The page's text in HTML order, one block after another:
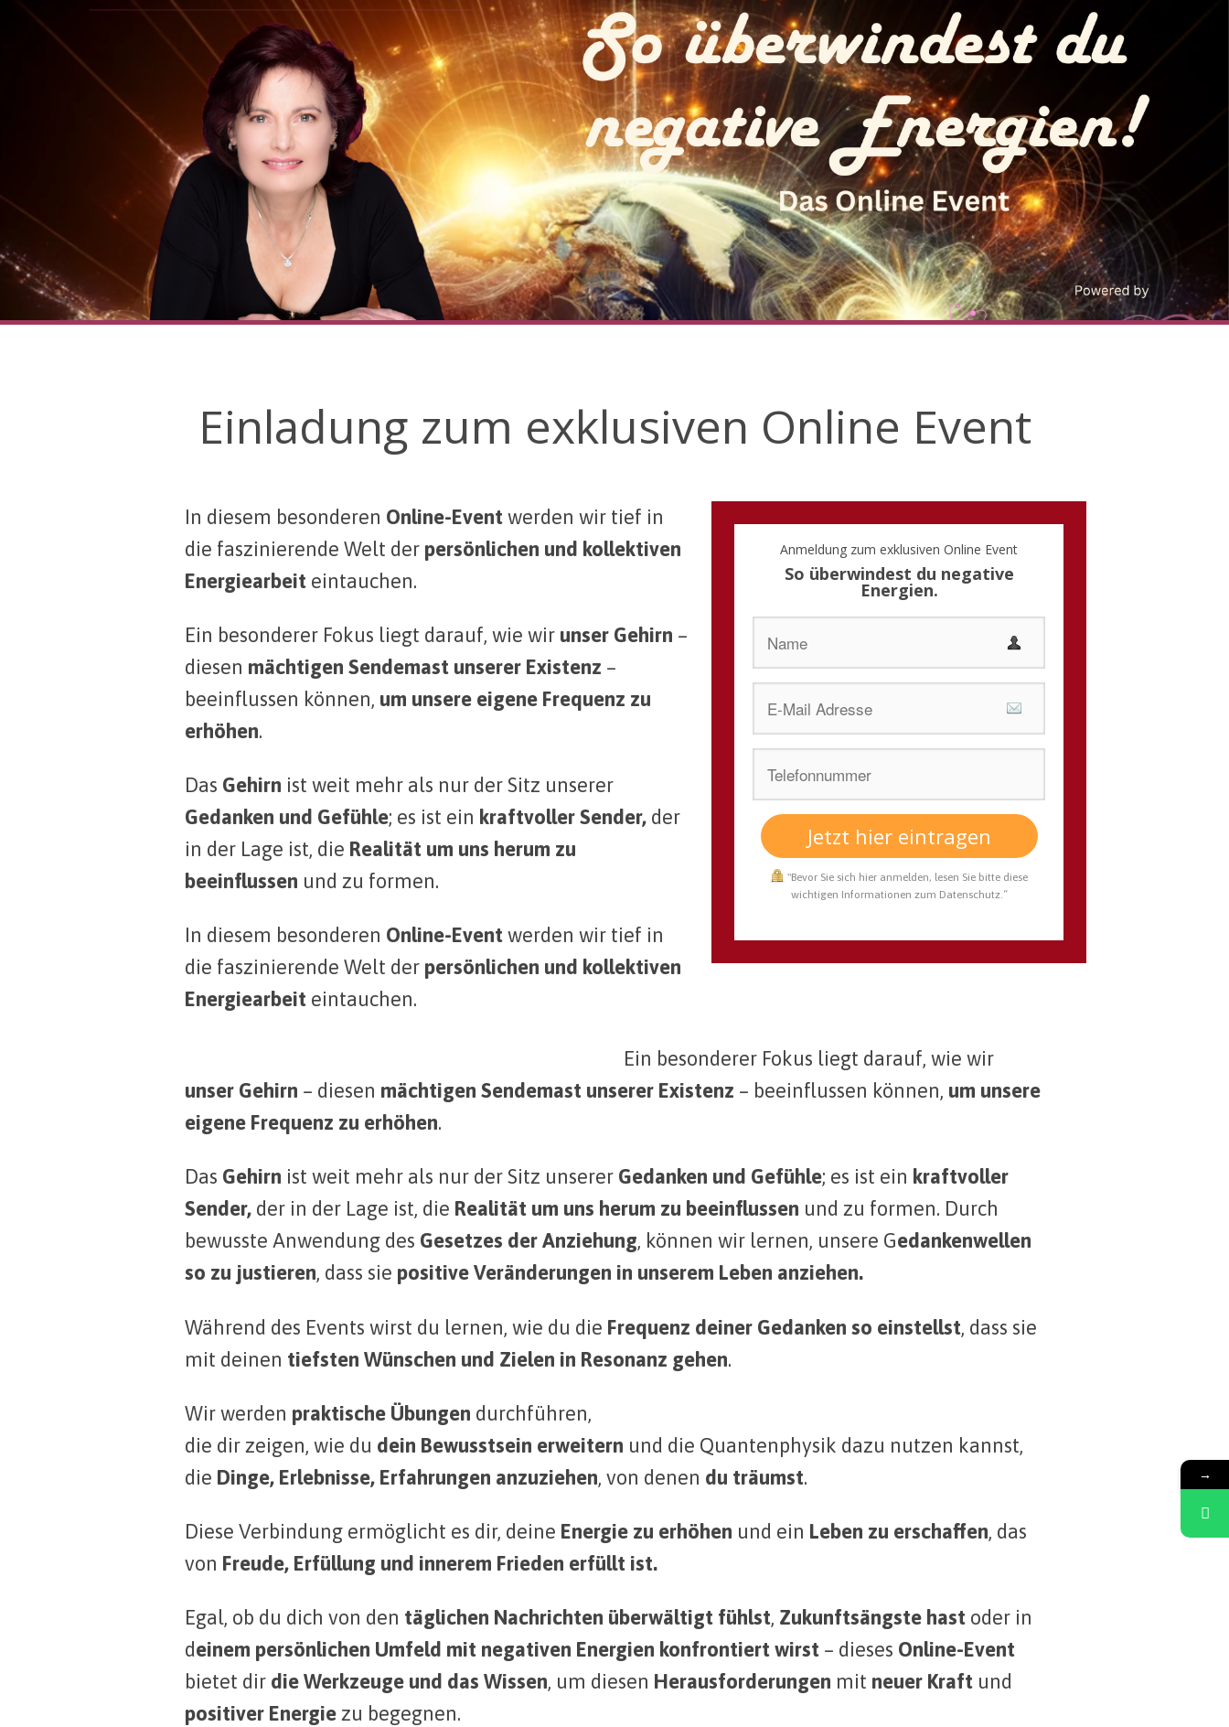
Einladung zum exklusiven Online Event
In diesem besonderen Online-Eventwerden wir tief in
die faszinierende Welt der persönlichen und kollektiven
Energiearbeit eintauchen.
Ein besonderer Fokus liegt darauf, wie wir unser Gehirn –
diesen mächtigen Sendemast unserer Existenz –
beeinflussen können, um unsere eigene Frequenz zu
erhöhen.
Das Gehirn ist weit mehr als nur der Sitz unserer
Gedanken und Gefühle; es ist ein kraftvoller Sender, der
in der Lage ist, die Realität um uns herum zu
beeinflussen und zu formen.
In diesem besonderen Online-Eventwerden wir tief in
die faszinierende Welt der persönlichen und kollektiven
Energiearbeit eintauchen.
Anmeldung zum exklusiven Online Event
So überwindest du negative
Energien.
Jetzt hier eintragen
"Bevor Sie sich hier anmelden, lesen Sie bitte diese
wichtigen Informationen zum Datenschutz.“
Ein besonderer Fokus liegt darauf, wie wir
unser Gehirn – diesen mächtigen Sendemast unserer Existenz – beeinflussen können, um unsere
eigene Frequenz zu erhöhen.
Das Gehirn ist weit mehr als nur der Sitz unserer Gedanken und Gefühle; es ist ein kraftvoller
Sender, der in der Lage ist, die Realität um uns herum zu beeinflussen und zu formen. Durch
bewusste Anwendung des Gesetzes der Anziehung, können wir lernen, unsere Gedankenwellen
so zu justieren, dass sie positive Veränderungen in unserem Leben anziehen.
Während des Events wirst du lernen, wie du die Frequenz deiner Gedanken so einstellst, dass sie
mit deinen tiefsten Wünschen und Zielen in Resonanz gehen.
Wir werden praktische Übungen durchführen,
die dir zeigen, wie du dein Bewusstsein erweitern und die Quantenphysik dazu nutzen kannst,
die Dinge, Erlebnisse, Erfahrungen anzuziehen, von denen du träumst.
Diese Verbindung ermöglicht es dir, deine Energie zu erhöhen und ein Leben zu erschaffen, das
von Freude, Erfüllung und innerem Frieden erfüllt ist.
Egal, ob du dich von den täglichen Nachrichten überwältigt fühlst, Zukunftsängste hast oder in
deinem persönlichen Umfeld mit negativen Energien konfrontiert wirst – dieses Online-Event
bietet dir die Werkzeuge und das Wissen, um diesen Herausforderungen mit neuer Kraft und
positiver Energiezu begegnen.
→